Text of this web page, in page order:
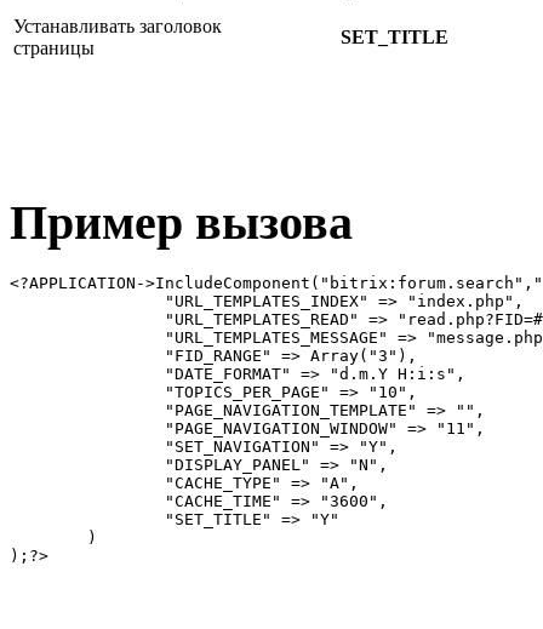
Устанавливать заголовок
страницы
SET_TITLE
Пример вызова
<?APPLICATION-